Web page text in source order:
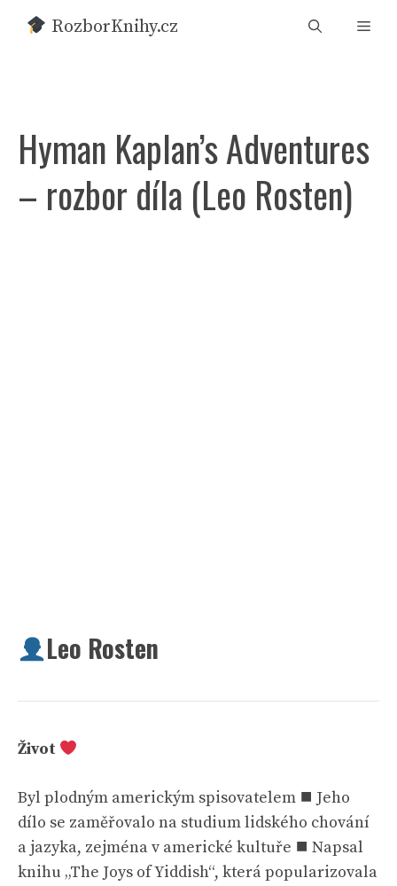
Přeskočit
RozborKnihy.cz
Hyman Kaplan’s Adventures
– rozbor díla (Leo Rosten)
Leo Rosten
Život
Byl plodným americkým spisovatelem ⯀ Jeho
dílo se zaměřovalo na studium lidského chování
a jazyka, zejména v americké kultuře ⯀ Napsal
knihu „The Joys of Yiddish“, která popularizovala